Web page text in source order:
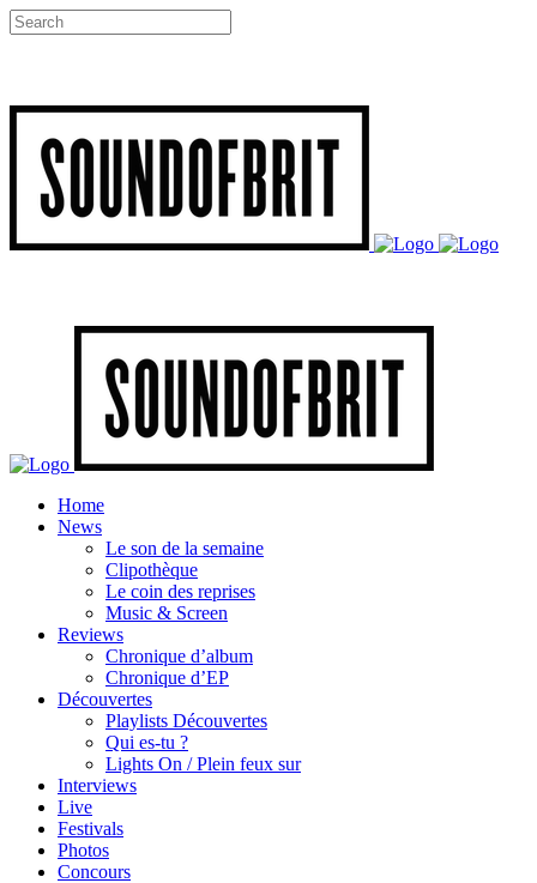
Home
News
Le son de la semaine
Clipothèque
Le coin des reprises
Music & Screen
Reviews
Chronique d’album
Chronique d’EP
Découvertes
Playlists Découvertes
Qui es-tu ?
Lights On / Plein feux sur
Interviews
Live
Festivals
Photos
Concours